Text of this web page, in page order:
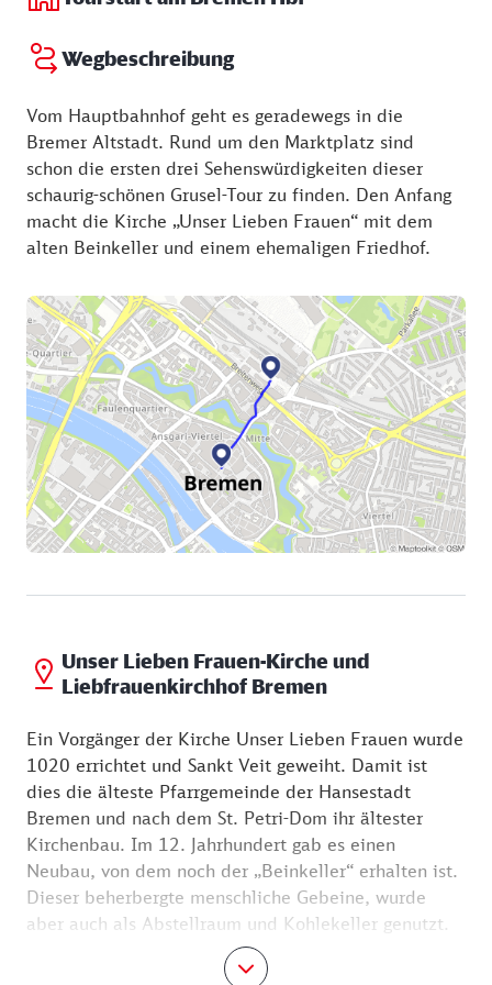
Wegbeschreibung
Vom Hauptbahnhof geht es geradewegs in die
Bremer Altstadt. Rund um den Marktplatz sind
schon die ersten drei Sehenswürdigkeiten dieser
schaurig-schönen Grusel-Tour zu finden. Den Anfang
macht die Kirche „Unser Lieben Frauen“ mit dem
alten Beinkeller und einem ehemaligen Friedhof.
Unser Lieben Frauen-Kirche und
Liebfrauenkirchhof Bremen
Ein Vorgänger der Kirche Unser Lieben Frauen wurde
1020 errichtet und Sankt Veit geweiht. Damit ist
dies die älteste Pfarrgemeinde der Hansestadt
Bremen und nach dem St. Petri-Dom ihr ältester
Kirchenbau. Im 12. Jahrhundert gab es einen
Neubau, von dem noch der „Beinkeller“ erhalten ist.
Dieser beherbergte menschliche Gebeine, wurde
aber auch als Abstellraum und Kohlekeller genutzt.
Im 13. Jahrhundert entstand die heutige frühgotische